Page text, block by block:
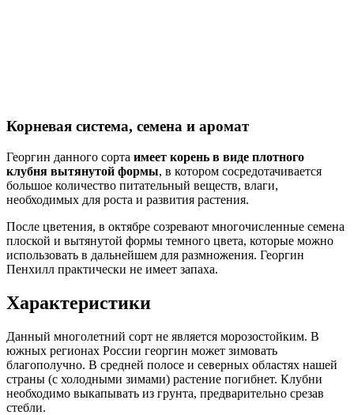
Корневая система, семена и аромат
Георгин данного сорта имеет корень в виде плотного
клубня вытянутой формы, в котором сосредотачивается
большое количество питательный веществ, влаги,
необходимых для роста и развития растения.
После цветения, в октябре созревают многочисленные семена
плоской и вытянутой формы темного цвета, которые можно
использовать в дальнейшем для размножения. Георгин
Пенхилл практически не имеет запаха.
Характеристики
Данный многолетний сорт не является морозостойким. В
южных регионах России георгин может зимовать
благополучно. В средней полосе и северных областях нашей
страны (с холодными зимами) растение погибнет. Клубни
необходимо выкапывать из грунта, предварительно срезав
стебли.